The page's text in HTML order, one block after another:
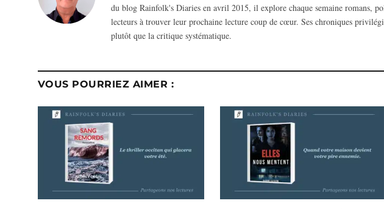
du blog Rainfolk's Diaries en avril 2015, il explore chaque semaine romans,
lecteurs à trouver leur prochaine lecture coup de cœur. Ses chroniques
plutôt que la critique systématique.
VOUS POURRIEZ AIMER :